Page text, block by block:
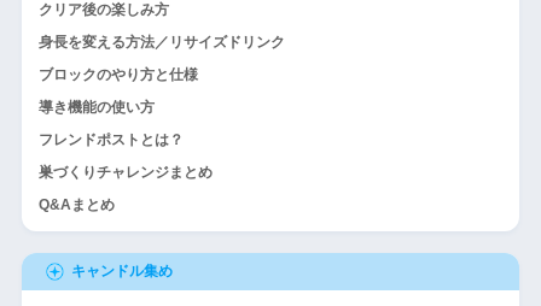
クリア後の楽しみ方
身長を変える方法／リサイズドリンク
ブロックのやり方と仕様
導き機能の使い方
フレンドポストとは？
巣づくりチャレンジまとめ
Q&Aまとめ
キャンドル集め